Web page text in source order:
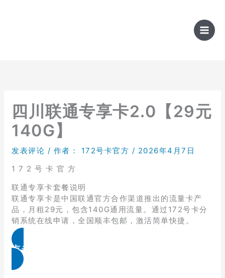
四川联通专享卡2.0【29元
140G】
发表评论 / 作者： 172号卡官方 / 2026年4月7日
1 7 2 号 卡 官 方
联通专享卡套餐说明
联通专享卡是中国联通官方合作渠道推出的流量卡产
品，月租29元，包含140G通用流量。通过172号卡分
销系统在线申请，全国顺丰包邮，激活简单快捷。
点击免费领取